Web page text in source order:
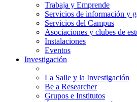
Trabaja y Emprende
Servicios de información y
Servicios del Campus
Asociaciones y clubes de
Instalaciones
Eventos
Investigación
La Salle y la Investigación
Be a Researcher
Grupos e Institutos